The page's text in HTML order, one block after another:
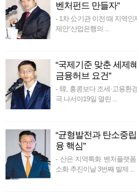
벤처펀드 만들자”
- 1차 公기관 이전 때 지역인
제안“산업은행의 ...
“국제기준 맞춘 세제
금융허브 요건”
- 韓, 홍콩보다 조세·고용환
극 나서야19일 열린 ...
“균형발전과 탄소중
융 핵심”
- 산은 지역특화 벤처플랫
소화 추진이날 3번째 발제 ...